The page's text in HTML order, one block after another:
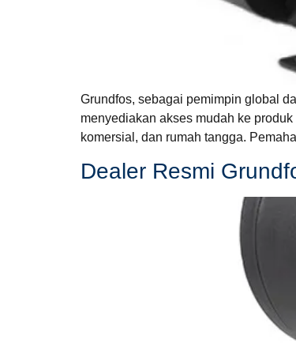
Grundfos, sebagai pemimpin global
menyediakan akses mudah ke
komersial, dan rumah tangga.
Dealer Resmi